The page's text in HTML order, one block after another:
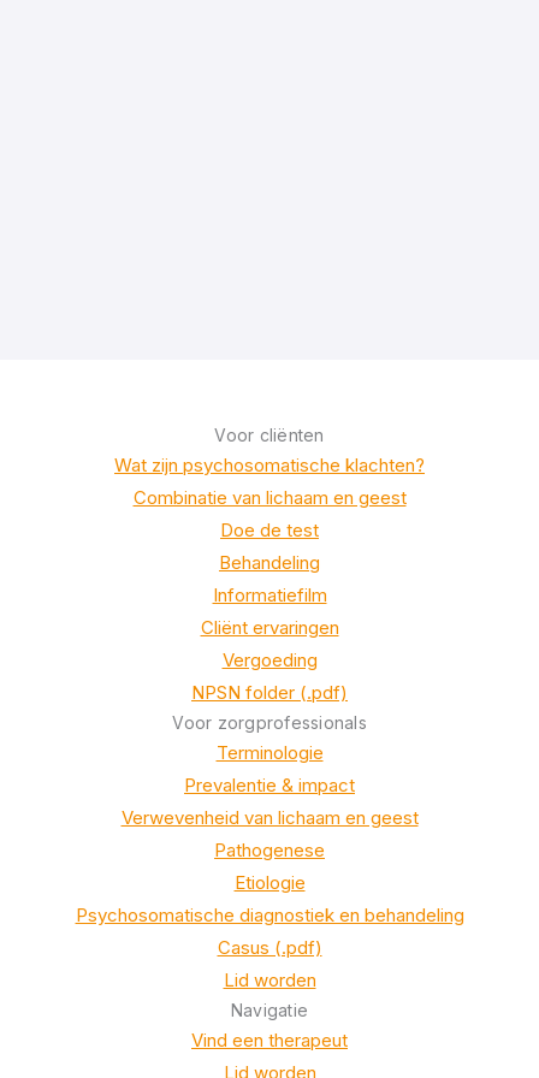
Voor cliënten
Wat zijn psychosomatische klachten?
Combinatie van lichaam en geest
Doe de test
Behandeling
Informatiefilm
Cliënt ervaringen
Vergoeding
NPSN folder (.pdf)
Voor zorgprofessionals
Terminologie
Prevalentie & impact
Verwevenheid van lichaam en geest
Pathogenese
Etiologie
Psychosomatische diagnostiek en behandeling
Casus (.pdf)
Lid worden
Navigatie
Vind een therapeut
Lid worden